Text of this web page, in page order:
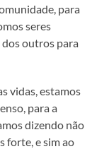
para
seres
dos outros para
vidas, estamos
para a
dizendo não
forte, e sim ao